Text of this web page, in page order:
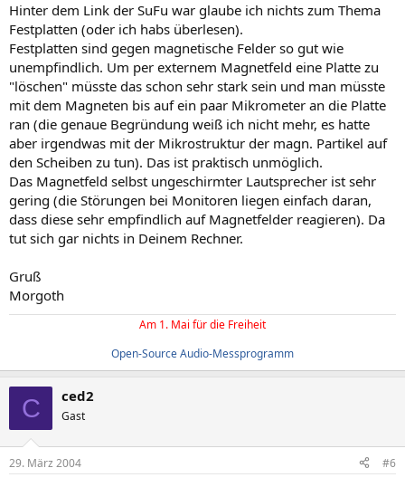
Hinter dem Link der SuFu war glaube ich nichts zum Thema
Festplatten (oder ich habs überlesen).
Festplatten sind gegen magnetische Felder so gut wie
unempfindlich. Um per externem Magnetfeld eine Platte zu
"löschen" müsste das schon sehr stark sein und man müsste
mit dem Magneten bis auf ein paar Mikrometer an die Platte
ran (die genaue Begründung weiß ich nicht mehr, es hatte
aber irgendwas mit der Mikrostruktur der magn. Partikel auf
den Scheiben zu tun). Das ist praktisch unmöglich.
Das Magnetfeld selbst ungeschirmter Lautsprecher ist sehr
gering (die Störungen bei Monitoren liegen einfach daran,
dass diese sehr empfindlich auf Magnetfelder reagieren). Da
tut sich gar nichts in Deinem Rechner.
Gruß
Morgoth
Am 1. Mai für die Freiheit
Open-Source Audio-Messprogramm
C ced2
Gast
29. März 2004 #6